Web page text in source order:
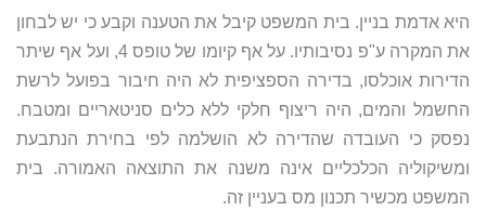
היא אדמת בניין. בית המשפט קיבל את הטענה וקבע כי יש לבחון
את המקרה ע"פ נסיבותיו. על אף קיומו של טופס 4, ועל אף שיתר
הדירות אוכלסו, בדירה הספציפית לא היה חיבור בפועל לרשת
החשמל והמים, היה ריצוף חלקי ללא כלים סניטאריים ומטבח.
נפסק כי העובדה שהדירה לא הושלמה לפי בחירת הנתבעת
ומשיקוליה הכלכליים אינה משנה את התוצאה האמורה. בית
המשפט מכשיר תכנון מס בעניין זה.